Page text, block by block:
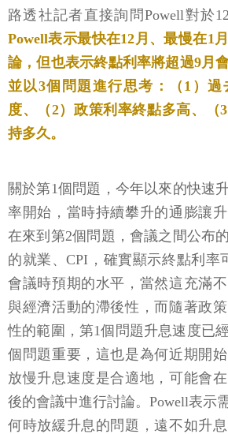
路透社記者直接詢問Powell對於
Powell表示最快在12月、最慢在1
論，但也表示終點利率將超過9月
並以3個問題進行思考：（1）
度、（2）政策利率終點多高、（
持多久。
關於第1個問題，今年以來的快速
率開始，當時持續攀升的通膨讓
在來到第2個問題，會議之間公布
的就業、CPI，確實顯示終點利率
會議時預期的水平，當然這充滿
與經濟活動的滯後性，而隨著政
性的範圍，第1個問題升息速度已
個問題重要，這也是為何近期開
放慢升息速度是合適地，可能會
後的會議中進行討論。Powell表示
何時放緩升息的問題，遠不如升